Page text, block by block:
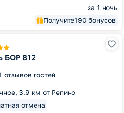
за 1 ночь
Получите190 бонусов
БОР 812
отзывов гостей
3.9 км от Репино
отмена